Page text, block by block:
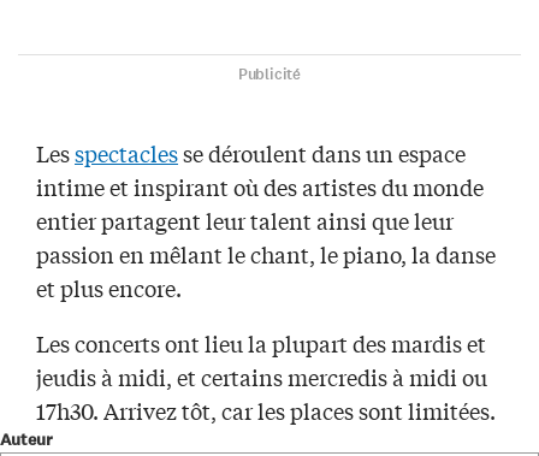
Publicité
Lesspectaclesse déroulent dans un espace
intime et inspirant où des artistes du monde
entier partagent leur talent ainsi que leur
passion en mêlant le chant, le piano, la danse
et plus encore.
Les concerts ont lieu la plupart des mardis et
jeudis à midi, et certains mercredis à midi ou
17h30. Arrivez tôt, car les places sont limitées.
Auteur